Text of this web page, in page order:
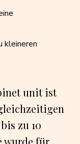
unit ist
zu 10
wurde für
kleineren